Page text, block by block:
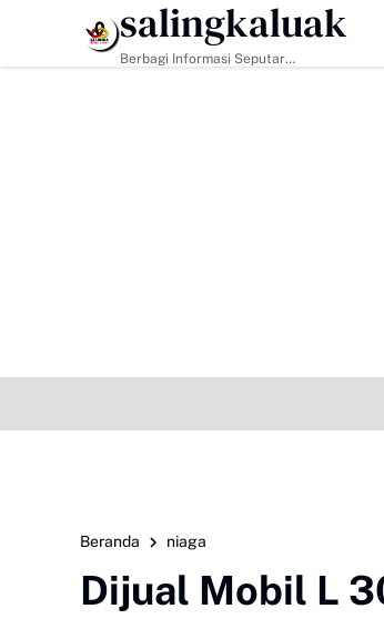
HEADLINE
salingkaluak
Berbagi Informasi Seputar
Beranda niaga
Dijual Mobil L